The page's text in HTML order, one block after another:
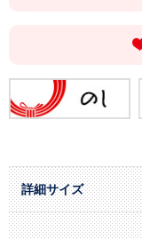
詳細サイズ